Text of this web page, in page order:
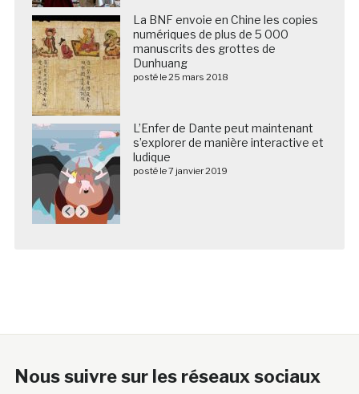
La BNF envoie en Chine les copies
numériques de plus de 5 000
manuscrits des grottes de
Dunhuang
posté le 25 mars 2018
L’Enfer de Dante peut maintenant
s’explorer de manière interactive et
ludique
posté le 7 janvier 2019
Nous suivre sur les réseaux sociaux